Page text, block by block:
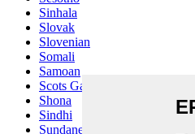
Sinhala
Slovak
Slovenian
Somali
Samoan
Scots Gaelic
Shona
Sindhi
Sundanese